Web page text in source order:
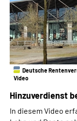
Deutsche
Video
Hinzuverdienst
In diesem Video